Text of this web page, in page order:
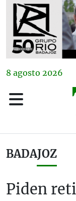
8 agosto 2026
BADAJOZ
Piden